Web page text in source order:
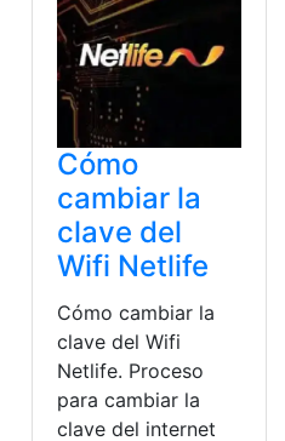
Cómo
cambiar la
clave del
Wifi Netlife
Cómo cambiar la
clave del Wifi
Netlife. Proceso
para cambiar la
clave del internet